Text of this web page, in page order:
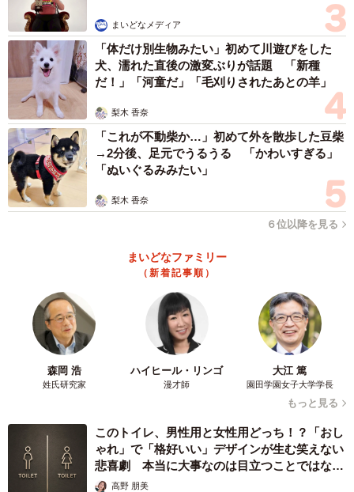
まいどなメディア
「体だけ別生物みたい」初めて川遊びをした
犬、濡れた直後の激変ぶりが話題 「新種
だ！」「河童だ」「毛刈りされたあとの羊」
梨木 香奈
「これが不動柴か…」初めて外を散歩した豆柴
→2分後、足元でうるうる 「かわいすぎる」
「ぬいぐるみみたい」
梨木 香奈
６位以降を見る
まいどなファミリー
（新着記事順）
森岡 浩
姓氏研究家
ハイヒール・リンゴ
漫才師
大江 篤
園田学園女子大学学長
もっと見る
このトイレ、男性用と女性用どっち！？「おし
ゃれ」で「格好いい」デザインが生む笑えない
悲喜劇 本当に大事なのは目立つことではな
く…高野 朋美